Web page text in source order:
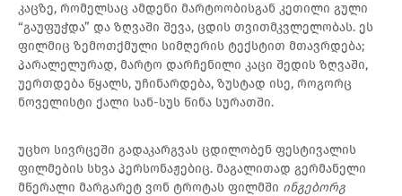
კაცზე, რომელსაც ამდენი მარტოობისგან კეთილი გული
“გაუფუჭდა” და ზღვაში შევა, ცდის თვითმკვლელობას. ეს
ფილმიც ზემოთქმული სიმღერის ტექსტით მთავრდება;
პარალელურად, მარტო დარჩენილი კაცი შედის ზღვაში,
უერთდება წყალს, უჩინარდება, ზუსტად ისე, როგორც
ნოველისტი ქალი სან-სუს წინა სურათში.
უცხო სივრცეში გადაკარგვას ცდილობენ ფესტივალის
ფილმების სხვა პერსონაჟებიც. მაგალითად გერმანელი
მწერალი მარგარეტ ვონ ტროტას ფილმში ინგებორგ